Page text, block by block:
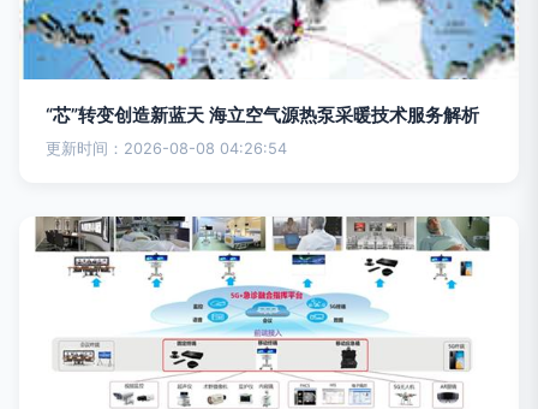
“芯”转变创造新蓝天 海立空气源热泵采暖技术服务解析
更新时间：2026-08-08 04:26:54